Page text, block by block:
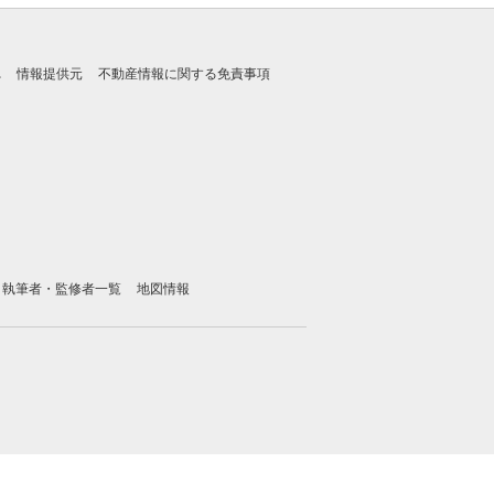
情報提供元 不動産情報に関する免責事項
執筆者・監修者一覧 地図情報